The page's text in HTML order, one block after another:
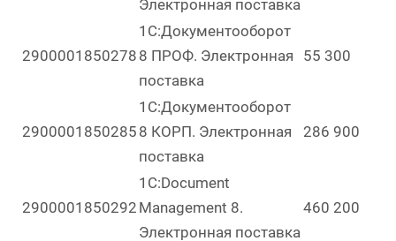
Электронная поставка
2900001850278
1С:Документооборот
8 ПРОФ. Электронная
поставка
55 300
2900001850285
1С:Документооборот
8 КОРП. Электронная
поставка
286 900
2900001850292
1C:Document
Management 8.
Электронная поставка
460 200